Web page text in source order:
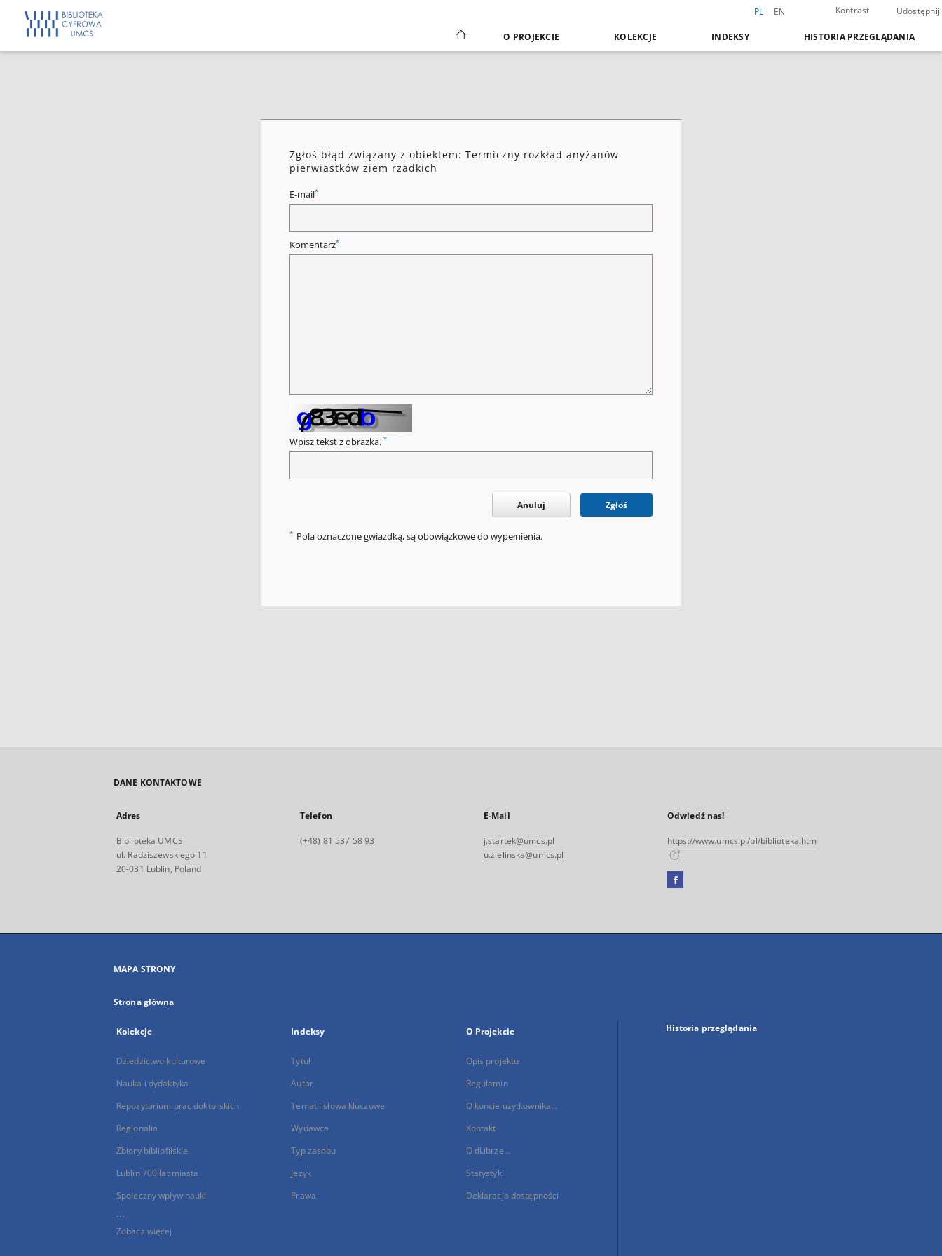
PL EN Kontrast Udostępnij
O PROJEKCIE KOLEKCJE INDEKSY HISTORIA PRZEGLĄDANIA
Zgłoś błąd związany z obiektem: Termiczny rozkład anyżanów
pierwiastków ziem rzadkich
E-mail*
Komentarz*
Wpisz tekst z obrazka. *
Anuluj Zgłoś
* Pola oznaczone gwiazdką, są obowiązkowe do wypełnienia.
DANE KONTAKTOWE
Adres
Biblioteka UMCS
ul. Radziszewskiego 11
20-031 Lublin, Poland
Telefon
(+48) 81 537 58 93
E-Mail
j.startek@umcs.pl
u.zielinska@umcs.pl
Odwiedź nas!
https://www.umcs.pl/pl/biblioteka.htm
Facebook
się
MAPA STRONY
Strona główna
Kolekcje
Dziedzictwo kulturowe
Nauka i dydaktyka
Repozytorium prac doktorskich
Regionalia
Zbiory bibliofilskie
Lublin 700 lat miasta
Społeczny wpływ nauki
...
Zobacz więcej
Indeksy
Tytuł
Autor
Temat i słowa kluczowe
Wydawca
Typ zasobu
Język
Prawa
O Projekcie
Opis projektu
Regulamin
O koncie użytkownika...
Kontakt
O dLibrze...
Statystyki
Deklaracja dostępności
Historia przeglądania